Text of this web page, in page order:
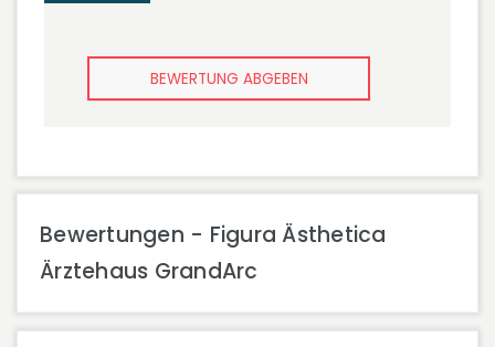
BEWERTUNG ABGEBEN
Bewertungen - Figura Ästhetica
Ärztehaus GrandArc